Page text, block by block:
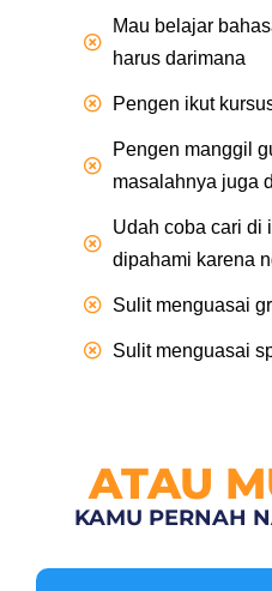
Mau belajar
harus darimana
Pengen ikut
Pengen manggil
masalahnya juga
Udah coba cari di
dipahami karena
Sulit menguasai
Sulit menguasai
ATAU
KAMU PERNAH